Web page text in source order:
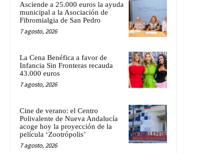
Asciende a 25.000 euros la ayuda
municipal a la Asociación de
Fibromialgia de San Pedro
7 agosto, 2026
La Cena Benéfica a favor de
Infancia Sin Fronteras recauda
43.000 euros
7 agosto, 2026
Cine de verano: el Centro
Polivalente de Nueva Andalucía
acoge hoy la proyección de la
película ‘Zootrópolis’
7 agosto, 2026